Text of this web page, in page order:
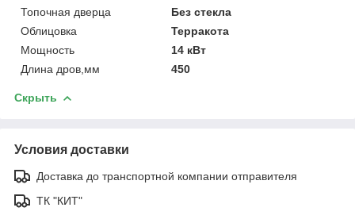
Топочная дверца
Без стекла
Облицовка
Терракота
Мощность
14 кВт
Длина дров,мм
450
Скрыть
Условия доставки
Доставка до транспортной компании отправителя
ТК "КИТ"